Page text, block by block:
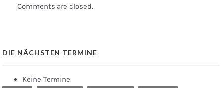
Comments are closed.
DIE NÄCHSTEN TERMINE
Keine Termine